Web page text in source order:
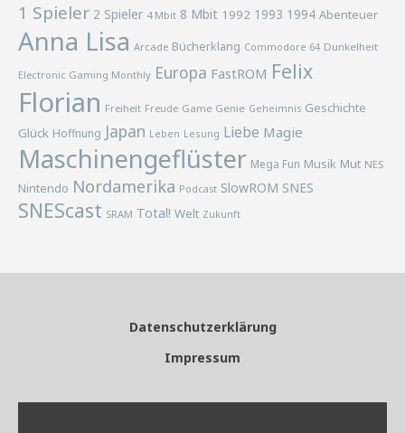
1 Spieler 2 Spieler 4 Mbit 8 Mbit 1992 1993 1994 Abenteuer
Anna Lisa Arcade Bücherklang Commodore 64 Dunkelheit
Electronic Gaming Monthly Europa FastROM Felix
Florian Freiheit Freude Game Genie Geheimnis Geschichte
Glück Hoffnung Japan Leben Lesung Liebe Magie
Maschinengeflüster Mega Fun Musik Mut NES
Nintendo Nordamerika Podcast SlowROM SNES
SNEScast SRAM Total! Welt Zukunft
Datenschutzerklärung
Impressum